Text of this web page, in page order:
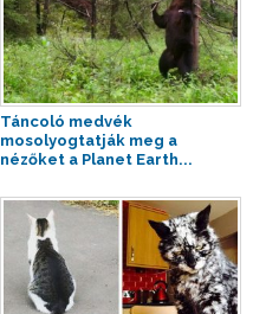
Táncoló medvék
mosolyogtatják meg a
nézőket a Planet Earth...